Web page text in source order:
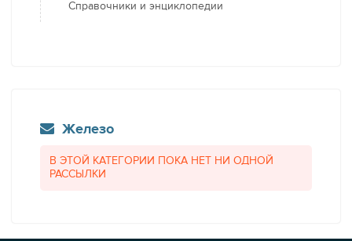
Справочники и энциклопедии
Железо
В ЭТОЙ КАТЕГОРИИ ПОКА НЕТ НИ ОДНОЙ
РАССЫЛКИ